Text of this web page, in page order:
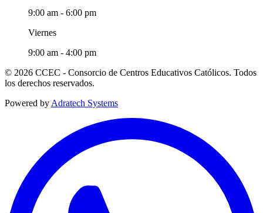
9:00 am - 6:00 pm
Viernes
9:00 am - 4:00 pm
© 2026 CCEC - Consorcio de Centros Educativos Católicos. Todos
los derechos reservados.
Powered by Adratech Systems